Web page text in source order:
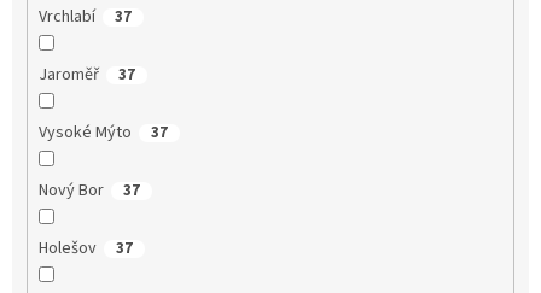
Vrchlabí 37
Jaroměř 37
Vysoké Mýto 37
Nový Bor 37
Holešov 37